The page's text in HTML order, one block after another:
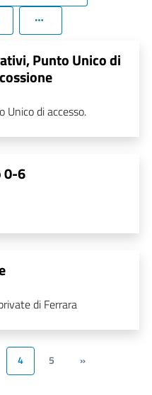
Punto Unico di
di accesso.
0-6
di Ferrara
4 5 »